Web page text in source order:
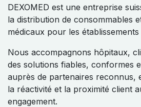
DEXOMED est une entreprise
la distribution de consommables
médicaux pour les établissements
Nous accompagnons hôpitaux,
des solutions fiables, conformes
auprès de partenaires reconnus,
la réactivité et la proximité client
engagement.